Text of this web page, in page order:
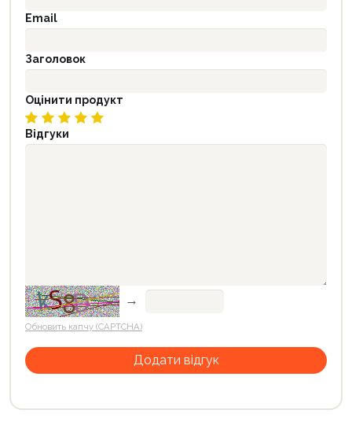
Email
Заголовок
Оцінити продукт
Відгуки
→
Обновить капчу (CAPTCHA)